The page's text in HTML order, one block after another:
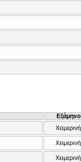
Εξάμηνο
Χειμερινή
Χειμερινή
Χειμερινή